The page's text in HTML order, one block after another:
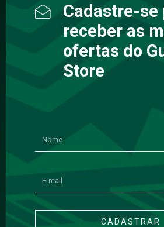
Cadastre-se
receber as
ofertas do
Store
CADASTRAR